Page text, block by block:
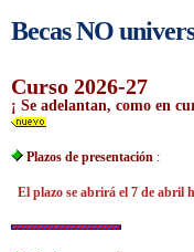
Becas NO
Curso 2026-27
¡ Se adelantan, como en
Plazos de presentación :
El plazo se abrirá el 7 de abril